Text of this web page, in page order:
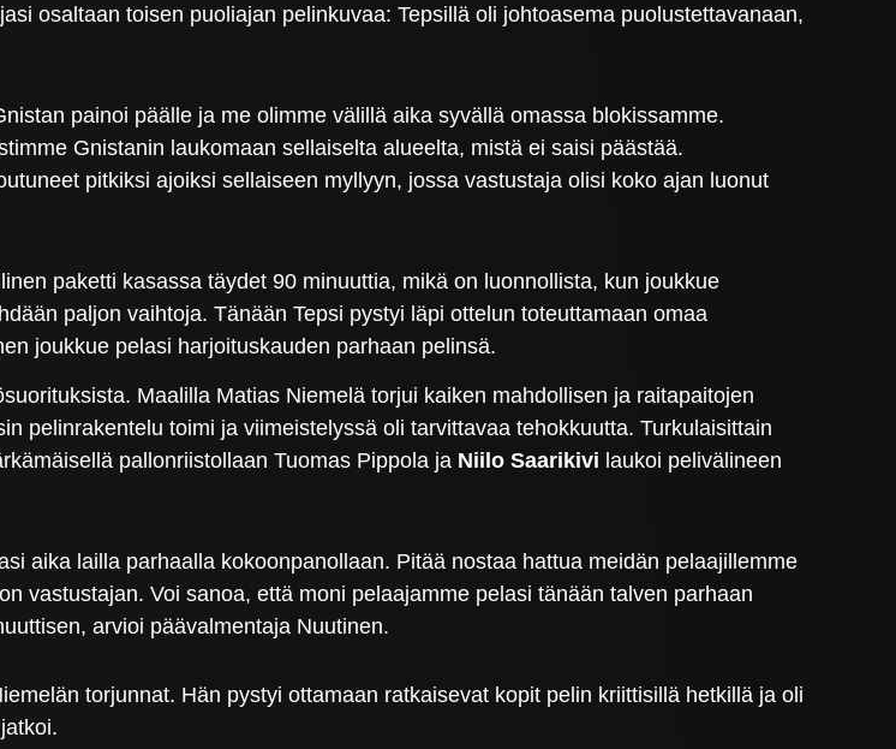
osaltaan toisen puoliajan pelinkuvaa: Tepsillä oli johtoasema puolustettavanaan,
painoi päälle ja me olimme välillä aika syvällä omassa blokissamme.
Gnistanin laukomaan sellaiselta alueelta, mistä ei saisi päästää.
pitkiksi ajoiksi sellaiseen myllyyn, jossa vastustaja olisi koko ajan luonut
paketti kasassa täydet 90 minuuttia, mikä on luonnollista, kun joukkue
paljon vaihtoja. Tänään Tepsi pystyi läpi ottelun toteuttamaan omaa
joukkue pelasi harjoituskauden parhaan pelinsä.
Maalilla Matias Niemelä torjui kaiken mahdollisen ja raitapaitojen
pelinrakentelu toimi ja viimeistelyssä oli tarvittavaa tehokkuutta. Turkulaisittain
pallonriistollaan Tuomas Pippola ja Niilo Saarikivi laukoi pelivälineen
aika lailla parhaalla kokoonpanollaan. Pitää nostaa hattua meidän pelaajillemme
vastustajan. Voi sanoa, että moni pelaajamme pelasi tänään talven parhaan
arvioi päävalmentaja Nuutinen.
torjunnat. Hän pystyi ottamaan ratkaisevat kopit pelin kriittisillä hetkillä ja oli